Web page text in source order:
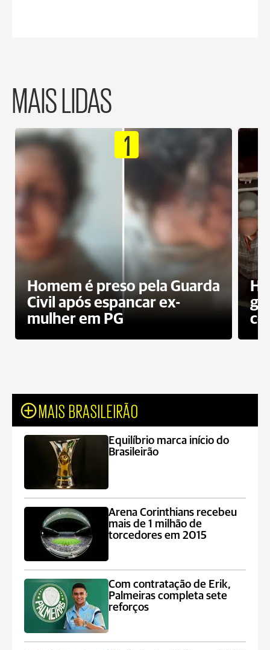
MAIS LIDAS
1
Homem é preso pela Guarda
Civil após espancar ex-
mulher em PG
MAIS BRASILEIRÃO
Equilíbrio marca início do
Brasileirão
Arena Corinthians recebeu
mais de 1 milhão de
torcedores em 2015
Com contratação de Erik,
Palmeiras completa sete
reforços